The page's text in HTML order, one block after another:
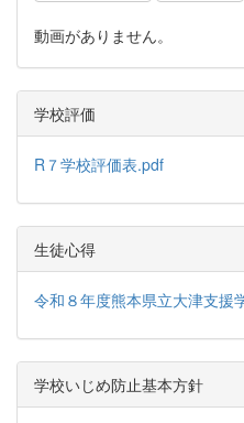
動画がありません。
学校評価
R７学校評価表.pdf
生徒心得
令和８年度熊本県立大津支援
学校いじめ防止基本方針